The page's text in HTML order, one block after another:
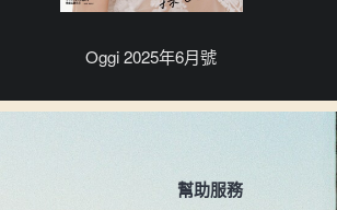
Oggi 2025年6月號
幫助服務